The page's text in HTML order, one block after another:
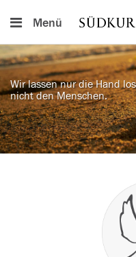
Menü
Wir lassen nur die Hand
nicht den Menschen.